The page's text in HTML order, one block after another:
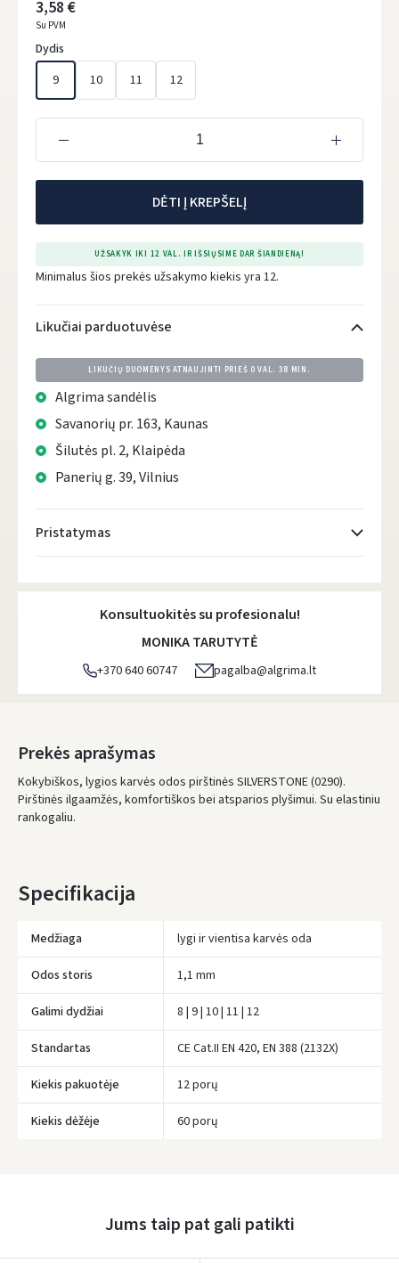
3,58 €
Su PVM
Dydis
9
10 11 12
DĖTI Į KREPŠELĮ
UŽSAKYK IKI 12 VAL. IR IŠSIŲSIME DAR ŠIANDIENĄ!
Minimalus šios prekės užsakymo kiekis yra 12.
Likučiai parduotuvėse
LIKUČIŲ DUOMENYS ATNAUJINTI PRIEŠ 0 VAL. 38 MIN.
Algrima sandėlis
Savanorių pr. 163, Kaunas
Šilutės pl. 2, Klaipėda
Panerių g. 39, Vilnius
Pristatymas
Atsiėmimo taškai- 0.00 €
DPD kurjeris - 5.00 €
DPD paštomatai- 4.00 €
LP Express paštomatai
LP Express kurjeris- 4.00 €
* Pristatymo terminai yra preliminarūs ir gali priklausyti nuo kurjerių
Konsultuokitės su profesionalu!
MONIKA TARUTYTĖ
+370 640 60747 pagalba@algrima.lt
Prekės aprašymas
Kokybiškos, lygios karvės odos pirštinės SILVERSTONE (0290).
Pirštinės ilgaamžės, komfortiškos bei atsparios plyšimui. Su elastiniu
rankogaliu.
Specifikacija
Medžiaga lygi ir vientisa karvės oda
Odos storis 1,1 mm
Galimi dydžiai 8 | 9 | 10 | 11 | 12
Standartas CE Cat.II EN 420, EN 388 (2132X)
Kiekis pakuotėje 12 porų
Kiekis dėžėje 60 porų
Jums taip pat gali patikti
Įvertinimas:
Prisijungti